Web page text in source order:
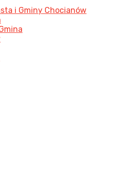
i Gminy Chocianów